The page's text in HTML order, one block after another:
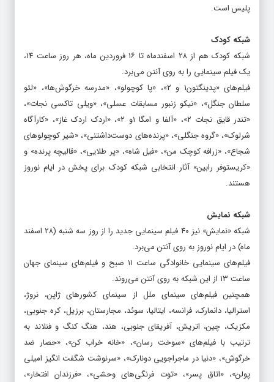
تجار پر نفوذ و قدرتمند شهر پشت تمام اتفاقات خلافکارانه و قتل رئیس
شبکه کودک
یک فیلم سینمایی را به روی آنتن می‌برد.
فیلم‌های «پدینگتون۱ و ۲»، «پا کوچولو»، «مدرسه خرگوش‌ها»، «لئو
سلطان جنگل»، «نیکو زنبور مسابقات عسلی»، «ویلی تاکسی نجات»،
«تندر قایق نجات ۲»، «آلفا و امگا ۱و ۲»، «اردک اردک غاز»، «کارآگاه
شرلوک»، «گروه جنگلی»، «پرنده‌های دوست‌داشتنی»، «شیر کوچولوهای
شجاع»، «زرافه کوچک من»، «فیل شاه»، «پر طلایی»، «قالیچه پرنده» و
«کریستوفر رابین» آثار انتخابی شبکه کودک برای پخش در ایام نوروز
شبکه نمایش
ماه) در ایام نوروز به روی آنتن می‌برد.
فیلم‌های سینمایی خانوادگی ساعت ۱۱ صبح و فیلم‌های سینمای جهان
ساعت ۱۳ از این شبکه به روی آنتن می‌روند.
همچنین فیلم‌های سینمای ملل از سینمای کشورهای ژاپن، نروژ،
استرالیا، دانمارک، فرانسه، ایتالیا، سوئد، مجارستان، برزیل، کره جنوبی،
مکزیک، چین، اتریش، آفریقای جنوبی، هند، هنگ کنگ و فنلاند به
ترتیب با فیلم‌های «سوخت رسان»، «خانه خراب کن»، «حصار ضد
خرگوش»، «دنیا در ماجراجویی دونارک»، «سرنوشت شگفت انگیز امیلی